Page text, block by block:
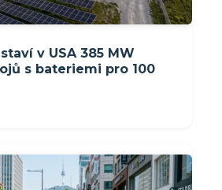
v USA 385 MW
s bateriemi pro 100